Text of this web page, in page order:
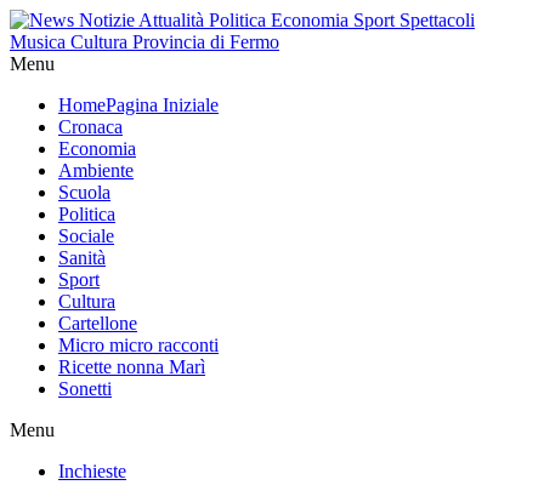
Menu
HomePagina Iniziale
Cronaca
Economia
Ambiente
Scuola
Politica
Sociale
Sanità
Sport
Cultura
Cartellone
Micro micro racconti
Ricette nonna Marì
Sonetti
Menu
Inchieste